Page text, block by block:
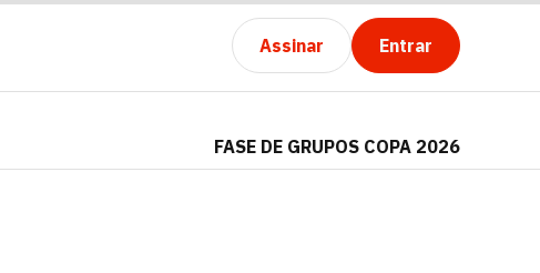
Assinar Entrar
FASE DE GRUPOS COPA 2026